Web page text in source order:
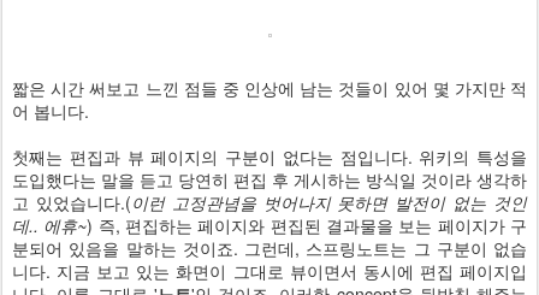
짧은 시간 써보고 느낀 점들 중 인상에 남는 것들이 있어 몇 가지만 적
어 봅니다.
첫째는 편집과 뷰 페이지의 구분이 없다는 점입니다. 위키의 특성을
도입했다는 말을 듣고 당연히 편집 후 게시하는 방식일 것이라 생각하
고 있었습니다.(이런 고정관념을 벗어나지 못하면 발전이 없는 것인
데.. 에휴~) 즉, 편집하는 페이지와 편집된 결과물을 보는 페이지가 구
분되어 있음을 말하는 것이죠. 그런데, 스프링노트는 그 구분이 없습
니다. 지금 보고 있는 화면이 그대로 뷰이면서 동시에 편집 페이지입